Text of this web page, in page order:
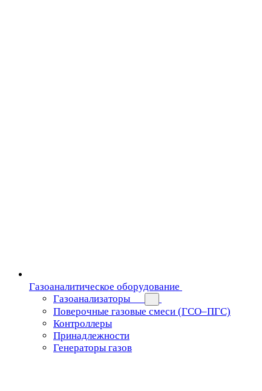
Газоаналитическое оборудование
Газоанализаторы
Поверочные газовые смеси (ГСО–ПГС)
Контроллеры
Принадлежности
Генераторы газов